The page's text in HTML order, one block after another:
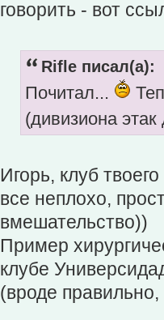
говорить - вот
Rifle писал(а):
Почитал...
(дивизиона
Игорь, клуб
все неплохо,
вмешательство))
Пример
клубе
(вроде